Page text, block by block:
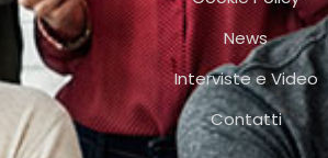
News
Interviste e Video
Contatti